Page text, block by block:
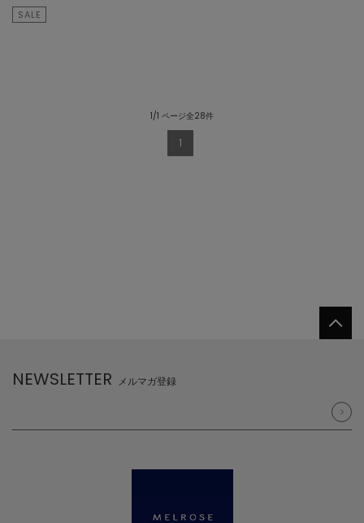
SALE
1/1 ページ全28件
1
NEWSLETTER メルマガ登録